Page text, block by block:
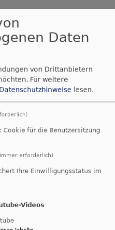
2026 -
Daten
von Drittanbietern
Für weitere
Datenschutzhinweise lesen.
Cookie für die Benutzersitzung
erforderlich)
Ihre Einwilligungsstatus im
Videos